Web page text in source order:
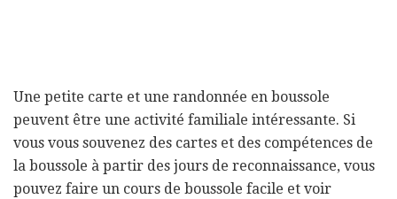
Une petite carte et une randonnée en boussole
peuvent être une activité familiale intéressante. Si
vous vous souvenez des cartes et des compétences de
la boussole à partir des jours de reconnaissance, vous
pouvez faire un cours de boussole facile et voir